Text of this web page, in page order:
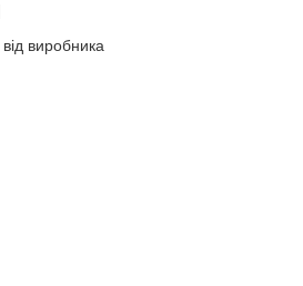
виробника